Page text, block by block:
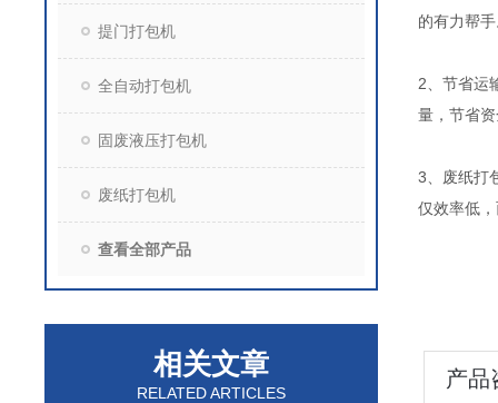
提门打包机
全自动打包机
固废液压打包机
废纸打包机
查看全部产品
相关文章
RELATED ARTICLES
的有力帮
2、节省运
量，节省
3、废纸打
仅效率低
产品